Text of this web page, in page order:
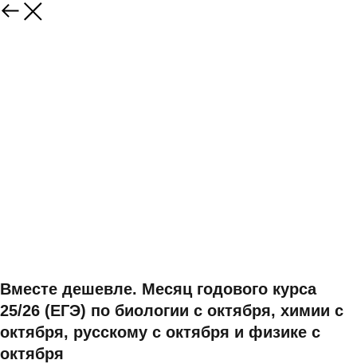
Вместе дешевле. Месяц годового курса
25/26 (ЕГЭ) по биологии с октября, химии с
октября, русскому с октября и физике с
октября